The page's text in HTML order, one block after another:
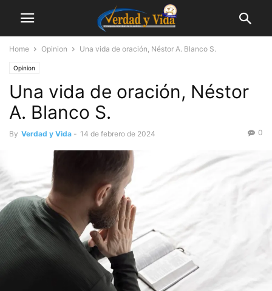
Home Opinion Una vida de oración, Néstor A. Blanco S.
Opinion
Una vida de oración, Néstor
A. Blanco S.
By Verdad y Vida - 14 de febrero de 2024 0